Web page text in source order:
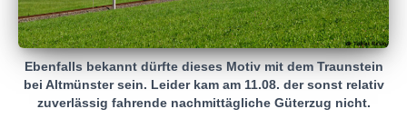
Ebenfalls bekannt dürfte dieses Motiv mit dem Traunstein
bei Altmünster sein. Leider kam am 11.08. der sonst relativ
zuverlässig fahrende nachmittägliche Güterzug nicht.